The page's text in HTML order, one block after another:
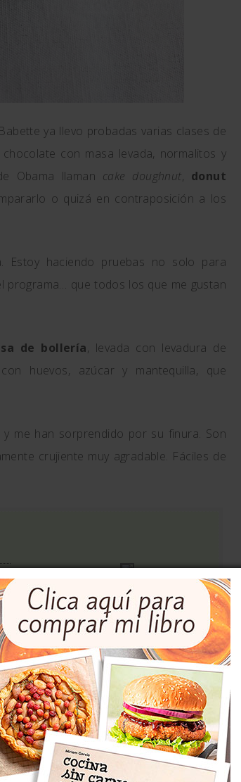
ya llevo probadas varias clases de
con masa levada, normalitos y
Obama llaman cake doughnut, donut
o quizá en contraposición a los
haciendo pruebas no solo para
programa… que todos los que me gustan
de bollería, levada con levadura de
huevos, azúcar y mantequilla, que
me han sorprendido por su finura. Son
crujiente muy agradable. Fáciles de
Imprimir